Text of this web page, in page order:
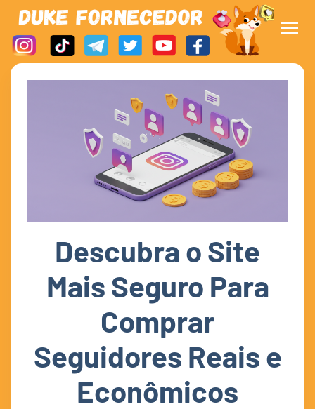
Descubra o Site
Mais Seguro Para
Comprar
Seguidores Reais e
Econômicos